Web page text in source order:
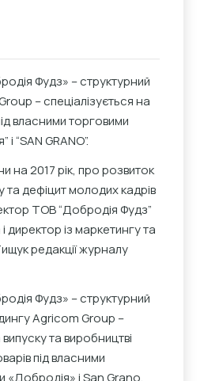
Фудз» – структурний
– спеціалізується на
власними торговими
“SAN GRANO”.
на 2017 рік, про розвиток
та дефіцит молодих кадрів
ТОВ “Добродія Фудз”
директор із маркетингу та
редакції журналу
Фудз» – структурний
Agricom Group –
та виробництві
під власними
і San Grano.